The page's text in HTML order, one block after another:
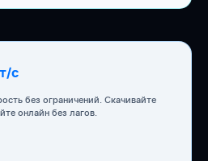
с
без ограничений. Скачивайте
онлайн без лагов.